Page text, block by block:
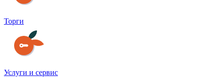
Торги
Услуги и сервис